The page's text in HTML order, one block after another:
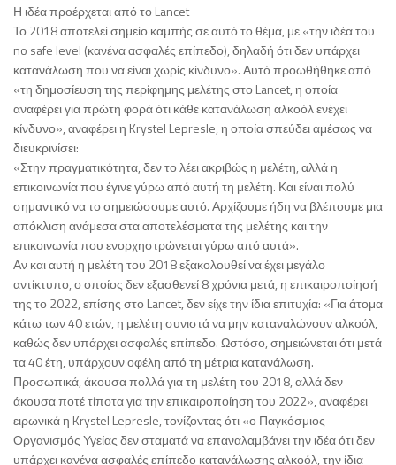
Η ιδέα προέρχεται από το Lancet
Το 2018 αποτελεί σημείο καμπής σε αυτό το θέμα, με «την ιδέα του
no safe level (κανένα ασφαλές επίπεδο), δηλαδή ότι δεν υπάρχει
κατανάλωση που να είναι χωρίς κίνδυνο». Αυτό προωθήθηκε από
«τη δημοσίευση της περίφημης μελέτης στο Lancet, η οποία
αναφέρει για πρώτη φορά ότι κάθε κατανάλωση αλκοόλ ενέχει
κίνδυνο», αναφέρει η Krystel Lepresle, η οποία σπεύδει αμέσως να
διευκρινίσει:
«Στην πραγματικότητα, δεν το λέει ακριβώς η μελέτη, αλλά η
επικοινωνία που έγινε γύρω από αυτή τη μελέτη. Και είναι πολύ
σημαντικό να το σημειώσουμε αυτό. Αρχίζουμε ήδη να βλέπουμε μια
απόκλιση ανάμεσα στα αποτελέσματα της μελέτης και την
επικοινωνία που ενορχηστρώνεται γύρω από αυτά».
Αν και αυτή η μελέτη του 2018 εξακολουθεί να έχει μεγάλο
αντίκτυπο, ο οποίος δεν εξασθενεί 8 χρόνια μετά, η επικαιροποίησή
της το 2022, επίσης στο Lancet, δεν είχε την ίδια επιτυχία: «Για άτομα
κάτω των 40 ετών, η μελέτη συνιστά να μην καταναλώνουν αλκοόλ,
καθώς δεν υπάρχει ασφαλές επίπεδο. Ωστόσο, σημειώνεται ότι μετά
τα 40 έτη, υπάρχουν οφέλη από τη μέτρια κατανάλωση.
Προσωπικά, άκουσα πολλά για τη μελέτη του 2018, αλλά δεν
άκουσα ποτέ τίποτα για την επικαιροποίηση του 2022», αναφέρει
ειρωνικά η Krystel Lepresle, τονίζοντας ότι «ο Παγκόσμιος
Οργανισμός Υγείας δεν σταματά να επαναλαμβάνει την ιδέα ότι δεν
υπάρχει κανένα ασφαλές επίπεδο κατανάλωσης αλκοόλ, την ίδια